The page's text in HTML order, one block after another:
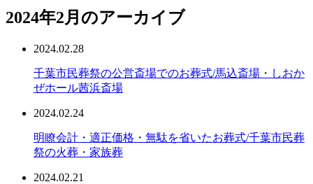
2024年2月のアーカイブ
2024.02.28
千葉市民葬祭の公営斎場でのお葬式/馬込斎場・しおか
ぜホール茜浜斎場
2024.02.24
明瞭会計・適正価格・無駄を省いたお葬式/千葉市民葬
祭の火葬・家族葬
2024.02.21